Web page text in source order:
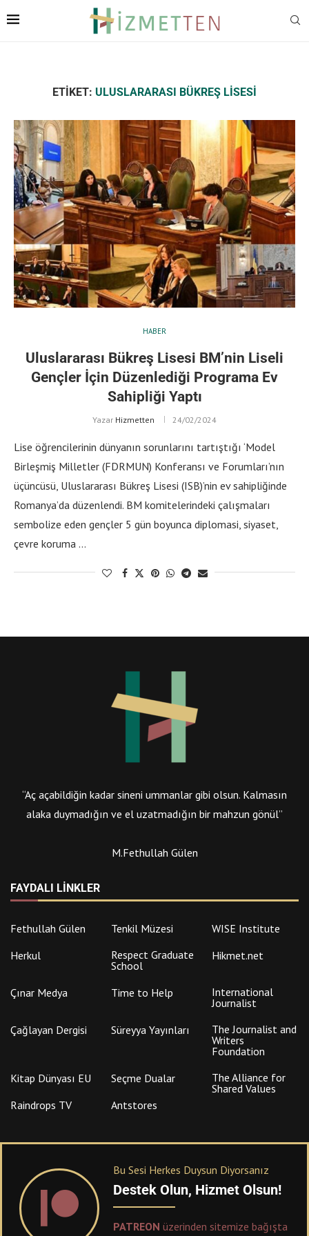
ETIKET: ULUSLARARASI BÜKREŞ LISESI
HABER
Uluslararası Bükreş Lisesi BM’nin Liseli
Gençler İçin Düzenlediği Programa Ev
Sahipliği Yaptı
Yazar Hizmetten 24/02/2024
Lise öğrencilerinin dünyanın sorunlarını tartıştığı ‘Model
Birleşmiş Milletler (FDRMUN) Konferansı ve Forumları’nın
üçüncüsü, Uluslararası Bükreş Lisesi (ISB)’nin ev sahipliğinde
Romanya’da düzenlendi. BM komitelerindeki çalışmaları
sembolize eden gençler 5 gün boyunca diplomasi, siyaset,
çevre koruma …
“Aç açabildiğin kadar sineni ummanlar gibi olsun. Kalmasın
alaka duymadığın ve el uzatmadığın bir mahzun gönül”
M.Fethullah Gülen
FAYDALI LINKLER
Fethullah Gülen Tenkil Müzesi
WISE Institute
Herkul
Respect Graduate
School
Hikmet.net
Çınar Medya Time to Help
International
Journalist
Çağlayan Dergisi
Süreyya Yayınları
The Journalist and
Writers
Foundation
Kitap Dünyası EU
Seçme Dualar
The Alliance for
Shared Values
Raindrops TV
Antstores
Bu Sesi Herkes Duysun Diyorsanız
Destek Olun, Hizmet Olsun!
PATREON üzerinden sitemize bağışta